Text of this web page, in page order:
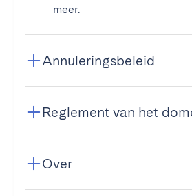
meer.
Annuleringsbeleid
Reglement van het
Over